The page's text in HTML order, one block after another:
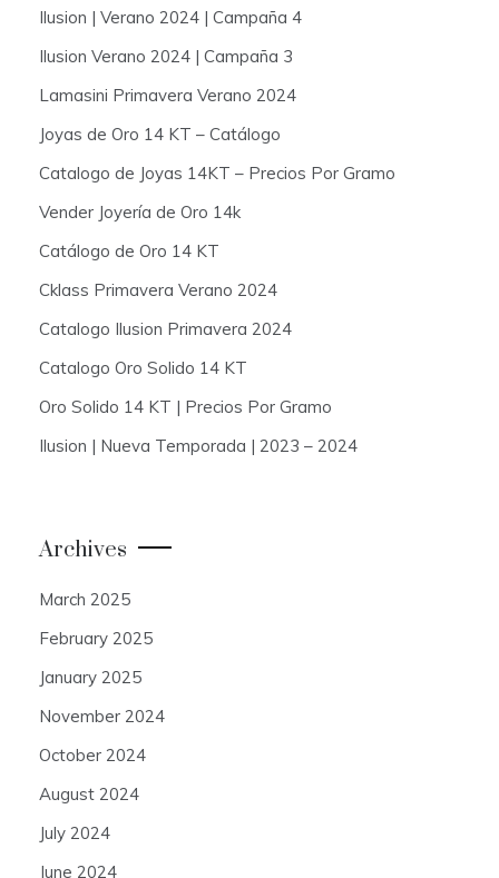
Ilusion | Verano 2024 | Campaña 4
Ilusion Verano 2024 | Campaña 3
Lamasini Primavera Verano 2024
Joyas de Oro 14 KT – Catálogo
Catalogo de Joyas 14KT – Precios Por Gramo
Vender Joyería de Oro 14k
Catálogo de Oro 14 KT
Cklass Primavera Verano 2024
Catalogo Ilusion Primavera 2024
Catalogo Oro Solido 14 KT
Oro Solido 14 KT | Precios Por Gramo
Ilusion | Nueva Temporada | 2023 – 2024
Archives
March 2025
February 2025
January 2025
November 2024
October 2024
August 2024
July 2024
June 2024